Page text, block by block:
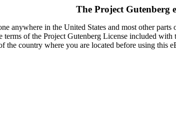
The Project Gutenberg
anywhere in the United States and most other
terms of the Project Gutenberg License included
the country where you are located before using this